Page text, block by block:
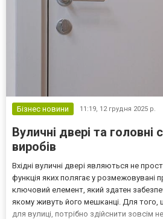
Бізнес новини 11:19, 12 грудня 2025 р.
Вуличні двері та головні
виробів
Вхідні вуличні двері являються не
функція яких полягає у розмежовувані
ключовий елемент, який здатен
якому живуть його мешканці. Для того,
для вулиці, потрібно здійснити зовсім